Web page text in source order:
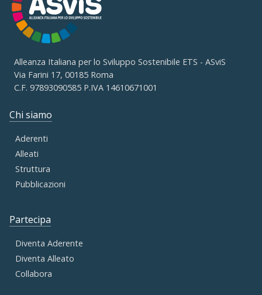
Alleanza Italiana per lo Sviluppo Sostenibile ETS - ASviS
Via Farini 17, 00185 Roma
C.F. 97893090585 P.IVA 14610671001
Chi siamo
Aderenti
Alleati
Struttura
Pubblicazioni
Partecipa
Diventa Aderente
Diventa Alleato
Collabora